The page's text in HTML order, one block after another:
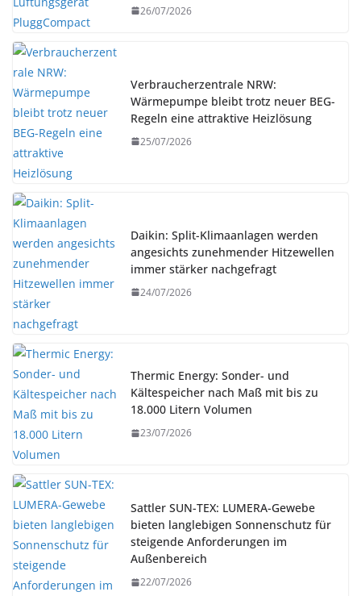
26/07/2026
Verbraucherzentrale NRW:
Wärmepumpe bleibt trotz neuer BEG-
Regeln eine attraktive Heizlösung
25/07/2026
Daikin: Split-Klimaanlagen werden
angesichts zunehmender Hitzewellen
immer stärker nachgefragt
24/07/2026
Thermic Energy: Sonder- und
Kältespeicher nach Maß mit bis zu
18.000 Litern Volumen
23/07/2026
Sattler SUN-TEX: LUMERA-Gewebe
bieten langlebigen Sonnenschutz für
steigende Anforderungen im
Außenbereich
22/07/2026